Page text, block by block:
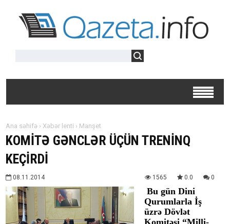
Ana səhifə › Xəbər lenti › Manşet
KOMİTƏ GƏNCLƏR ÜÇÜN TRENİNQ
KEÇİRDİ
08.11.2014 1565 0.0 0
Bu gün Dini
Qurumlarla İş
üzrə Dövlət